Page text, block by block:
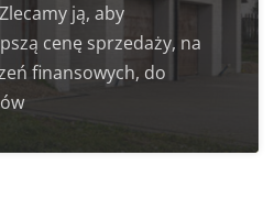
ją, aby
cenę sprzedaży, na
finansowych, do